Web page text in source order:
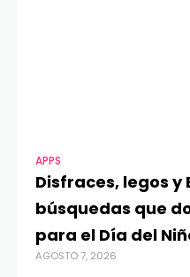
APPS
Disfraces, legos y
búsquedas que
para el Día del
AGOSTO 7, 2026